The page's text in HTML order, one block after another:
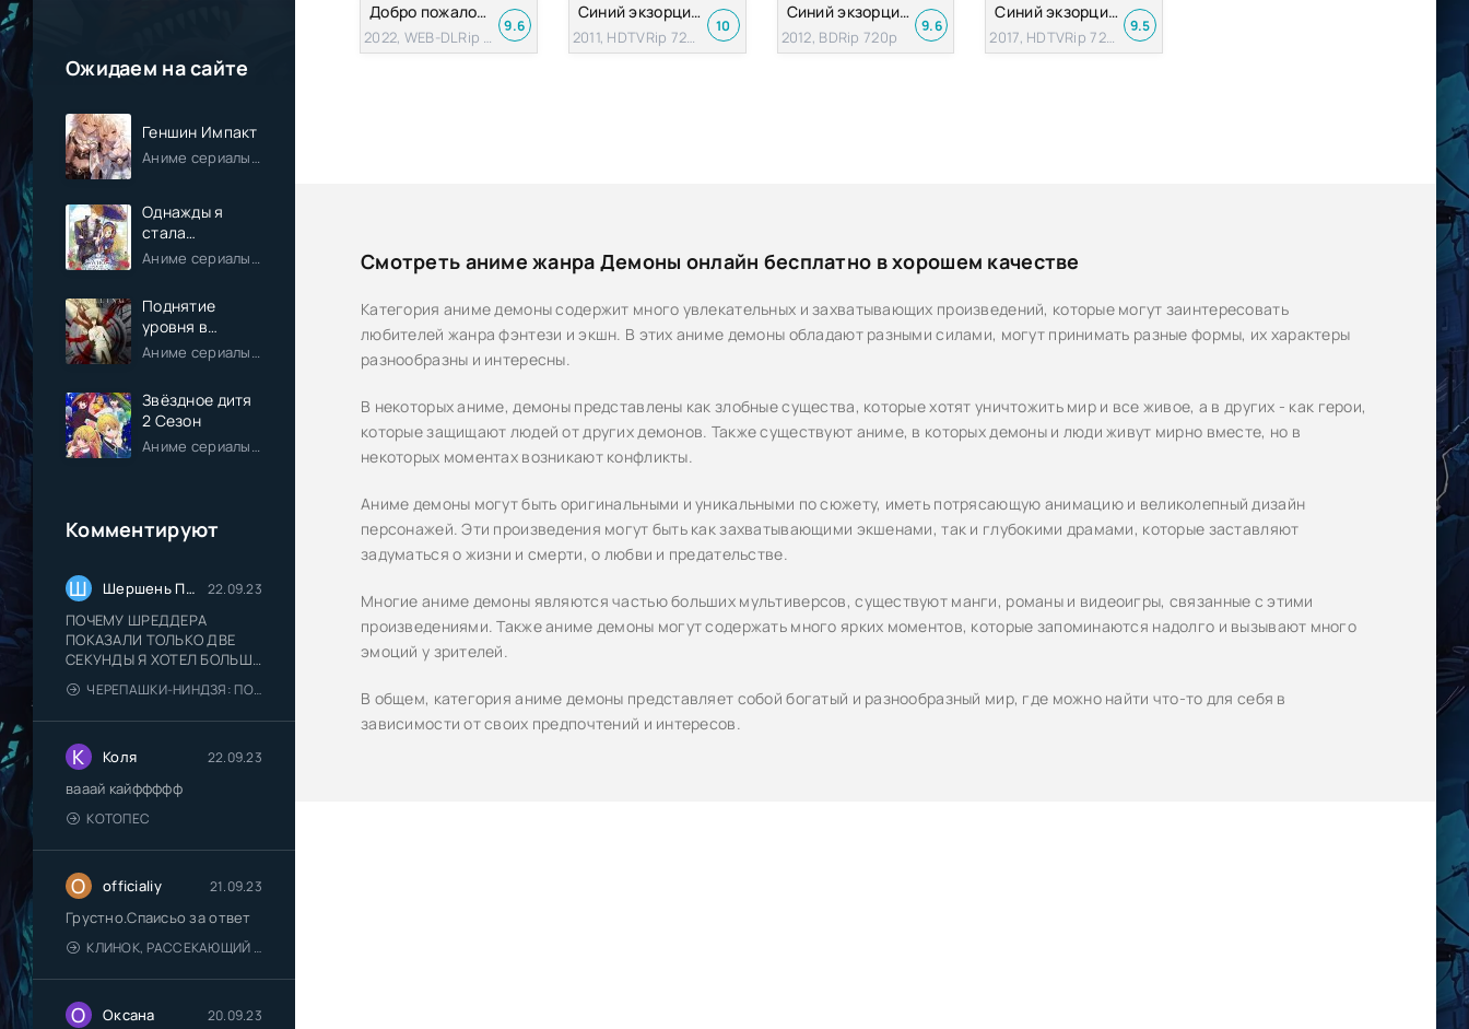
Ожидаем на сайте
Геншин Импакт
Однажды я
стала
принцессой
Аниме сериалы / Комедия / Романтика / Фэнтези / Анонсы
Поднятие
уровня в
одиночку
Аниме сериалы / Экшен / Приключения / Фэнтези / Анонсы
Звёздное дитя
2 Сезон
Аниме сериалы / Драма / Комедия / Романтика / Фантастика / Анонсы
Комментируют
Ш Шершень Прайс 22.09.23
ПОЧЕМУ ШРЕДДЕРА
ПОКАЗАЛИ ТОЛЬКО ДВЕ
СЕКУНДЫ Я ХОТЕЛ БОЛЬШЕ
ШРЕДДЕРА СЛАДКОГО
ЧЕРЕПАШКИ-НИНДЗЯ: ПОГРОМ МУТАНТОВ
К Коля 22.09.23
вааай кайффффф
КОТОПЕС
O officialiy 21.09.23
Грустно.Спаисьо за ответ
КЛИНОК, РАССЕКАЮЩИЙ ДЕМОНОВ: ДЕРЕВНЯ КУЗНЕЦОВ
О Оксана 20.09.23
Добро пожаловать в ад, Ирума [ТВ-3]
2022, WEB-DLRip 720p
9.6
Синий экзорцист [1 сезон]
2011, HDTVRip 720p
10
Синий экзорцист (фильм) [2012]
2012, BDRip 720p
9.6
Синий экзорцист [2 сезон]
2017, HDTVRip 720p
9.5
Смотреть аниме жанра Демоны онлайн бесплатно в хорошем качестве
Категория аниме демоны содержит много увлекательных и захватывающих произведений, которые могут заинтересовать
любителей жанра фэнтези и экшн. В этих аниме демоны обладают разными силами, могут принимать разные формы, их характеры
разнообразны и интересны.
В некоторых аниме, демоны представлены как злобные существа, которые хотят уничтожить мир и все живое, а в других - как герои,
которые защищают людей от других демонов. Также существуют аниме, в которых демоны и люди живут мирно вместе, но в
некоторых моментах возникают конфликты.
Аниме демоны могут быть оригинальными и уникальными по сюжету, иметь потрясающую анимацию и великолепный дизайн
персонажей. Эти произведения могут быть как захватывающими экшенами, так и глубокими драмами, которые заставляют
задуматься о жизни и смерти, о любви и предательстве.
Многие аниме демоны являются частью больших мультиверсов, существуют манги, романы и видеоигры, связанные с этими
произведениями. Также аниме демоны могут содержать много ярких моментов, которые запоминаются надолго и вызывают много
эмоций у зрителей.
В общем, категория аниме демоны представляет собой богатый и разнообразный мир, где можно найти что-то для себя в
зависимости от своих предпочтений и интересов.